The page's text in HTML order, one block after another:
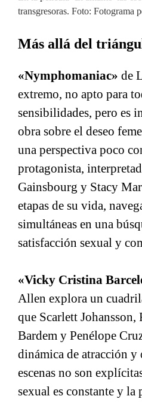
transgresoras. Foto: Fotograma
Más allá del
«Nymphomaniac» de
extremo, no apto para
sensibilidades, pero es
obra sobre el deseo
una perspectiva poco
protagonista,
Gainsbourg y Stacy
etapas de su vida,
simultáneas en una
satisfacción sexual y
«Vicky Cristina
Allen explora un
que Scarlett Johansson,
Bardem y Penélope
dinámica de atracción y
escenas no son
sexual es constante y la